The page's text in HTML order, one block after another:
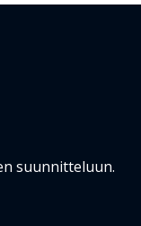
suunnitteluun.